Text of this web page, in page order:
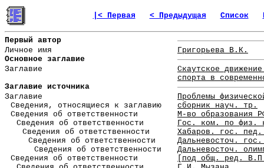
|< Первая < Предыдущая Список
Первый автор
Личное имя
Григорьева В.К.
Основное заглавие
Заглавие
Скаутское
спорта в
Заглавие источника
Заглавие
Проблемы
Сведения, относящиеся к заглавию
сборник науч. тр.
Сведения об ответственности
М-во образования
Сведения об ответственности
Гос. ком. по физ.
Сведения об ответственности
Хабаров. гос.
Сведения об ответственности
Дальневосточ.
Сведения об ответственности
Дальневосточ.
Сведения об ответственности
[под общ. ред.